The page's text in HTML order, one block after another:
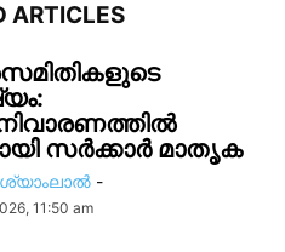
ARTICLES
സർക്കാര്‍ മാതൃക
-
11:50 am